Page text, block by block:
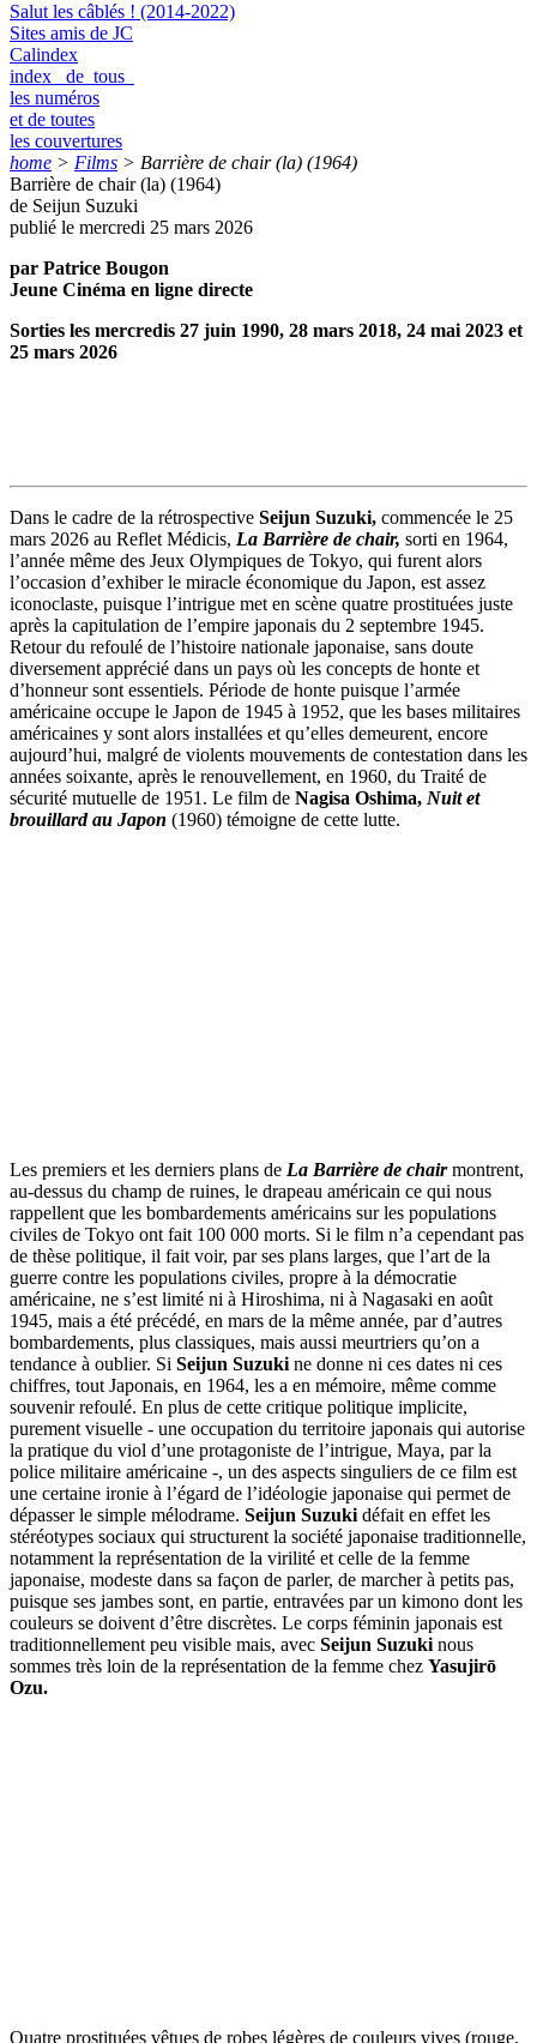
Salut les câblés ! (2014-2022)
Sites amis de JC
Calindex
index de tous
les numéros
et de toutes
les couvertures
home > Films > Barrière de chair (la) (1964)
Barrière de chair (la) (1964)
de Seijun Suzuki
publié le mercredi 25 mars 2026
par Patrice Bougon
Jeune Cinéma en ligne directe
Sorties les mercredis 27 juin 1990, 28 mars 2018, 24 mai 2023 et
25 mars 2026
Dans le cadre de la rétrospective Seijun Suzuki, commencée le 25
mars 2026 au Reflet Médicis, La Barrière de chair, sorti en 1964,
l’année même des Jeux Olympiques de Tokyo, qui furent alors
l’occasion d’exhiber le miracle économique du Japon, est assez
iconoclaste, puisque l’intrigue met en scène quatre prostituées juste
après la capitulation de l’empire japonais du 2 septembre 1945.
Retour du refoulé de l’histoire nationale japonaise, sans doute
diversement apprécié dans un pays où les concepts de honte et
d’honneur sont essentiels. Période de honte puisque l’armée
américaine occupe le Japon de 1945 à 1952, que les bases militaires
américaines y sont alors installées et qu’elles demeurent, encore
aujourd’hui, malgré de violents mouvements de contestation dans les
années soixante, après le renouvellement, en 1960, du Traité de
sécurité mutuelle de 1951. Le film de Nagisa Oshima, Nuit et
brouillard au Japon (1960) témoigne de cette lutte.
Les premiers et les derniers plans de La Barrière de chair montrent,
au-dessus du champ de ruines, le drapeau américain ce qui nous
rappellent que les bombardements américains sur les populations
civiles de Tokyo ont fait 100 000 morts. Si le film n’a cependant pas
de thèse politique, il fait voir, par ses plans larges, que l’art de la
guerre contre les populations civiles, propre à la démocratie
américaine, ne s’est limité ni à Hiroshima, ni à Nagasaki en août
1945, mais a été précédé, en mars de la même année, par d’autres
bombardements, plus classiques, mais aussi meurtriers qu’on a
tendance à oublier. Si Seijun Suzuki ne donne ni ces dates ni ces
chiffres, tout Japonais, en 1964, les a en mémoire, même comme
souvenir refoulé. En plus de cette critique politique implicite,
purement visuelle - une occupation du territoire japonais qui autorise
la pratique du viol d’une protagoniste de l’intrigue, Maya, par la
police militaire américaine -, un des aspects singuliers de ce film est
une certaine ironie à l’égard de l’idéologie japonaise qui permet de
dépasser le simple mélodrame. Seijun Suzuki défait en effet les
stéréotypes sociaux qui structurent la société japonaise traditionnelle,
notamment la représentation de la virilité et celle de la femme
japonaise, modeste dans sa façon de parler, de marcher à petits pas,
puisque ses jambes sont, en partie, entravées par un kimono dont les
couleurs se doivent d’être discrètes. Le corps féminin japonais est
traditionnellement peu visible mais, avec Seijun Suzuki nous
sommes très loin de la représentation de la femme chez Yasujirō
Ozu.
Quatre prostituées vêtues de robes légères de couleurs vives (rouge,